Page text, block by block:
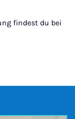
findest du bei